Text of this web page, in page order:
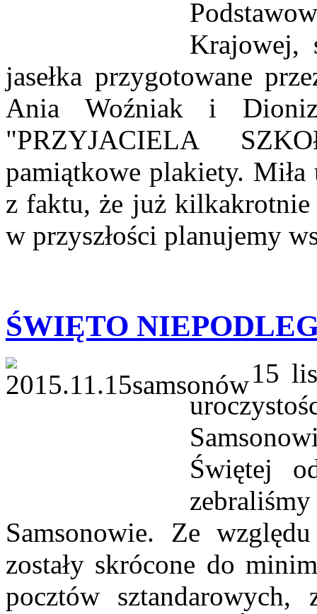
Krajowej,
jasełka przygotowane
Ania Woźniak i
"PRZYJACIELA
pamiątkowe plakiety.
z faktu, że już
w przyszłości planujemy
ŚWIĘTO
15
Świętej
Samsonowie. Ze
zostały skrócone do
pocztów sztandarowych,